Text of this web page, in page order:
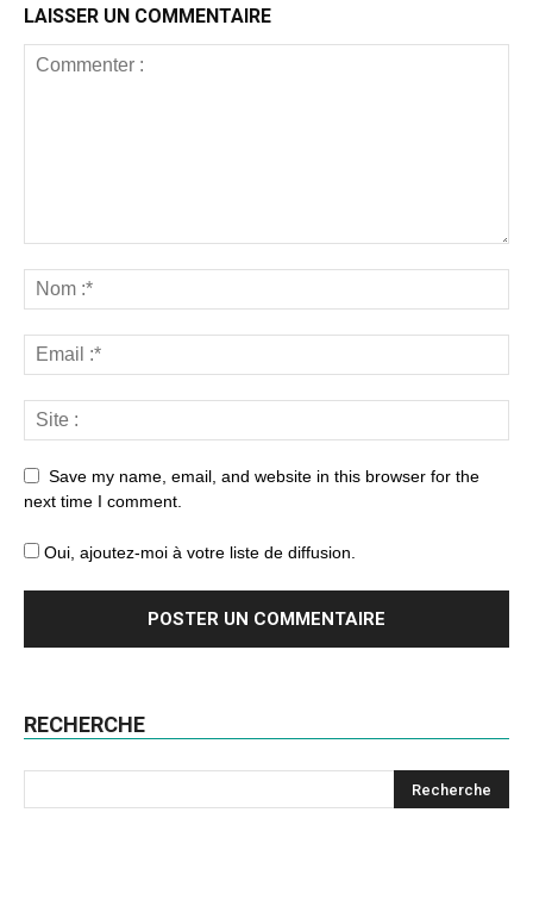
LAISSER UN COMMENTAIRE
Save my name, email, and website in this browser for the
next time I comment.
Oui, ajoutez-moi à votre liste de diffusion.
RECHERCHE